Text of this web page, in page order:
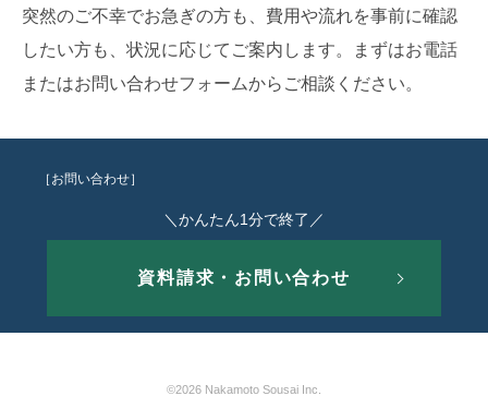
突然のご不幸でお急ぎの方も、費用や流れを事前に確認
したい方も、状況に応じてご案内します。まずはお電話
またはお問い合わせフォームからご相談ください。
［お問い合わせ］
＼かんたん1分で終了／
資料請求・お問い合わせ
©2026 Nakamoto Sousai Inc.